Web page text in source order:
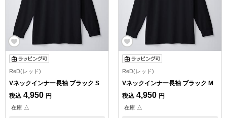
ReD(レッド)
Vネックインナー長袖 ブラック S
税込 4,950 円
在庫 △
ReD(レッド)
Vネックインナー長袖 ブラック M
税込 4,950 円
在庫 △